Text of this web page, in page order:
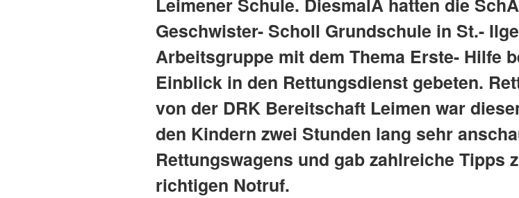
Geschwister- Scholl Grundschule in St.-
Arbeitsgruppe mit dem Thema Erste- Hilfe
Einblick in den Rettungsdienst gebeten.
von der DRK Bereitschaft Leimen war
den Kindern zwei Stunden lang sehr
Rettungswagens und gab zahlreiche Tipps
richtigen Notruf.